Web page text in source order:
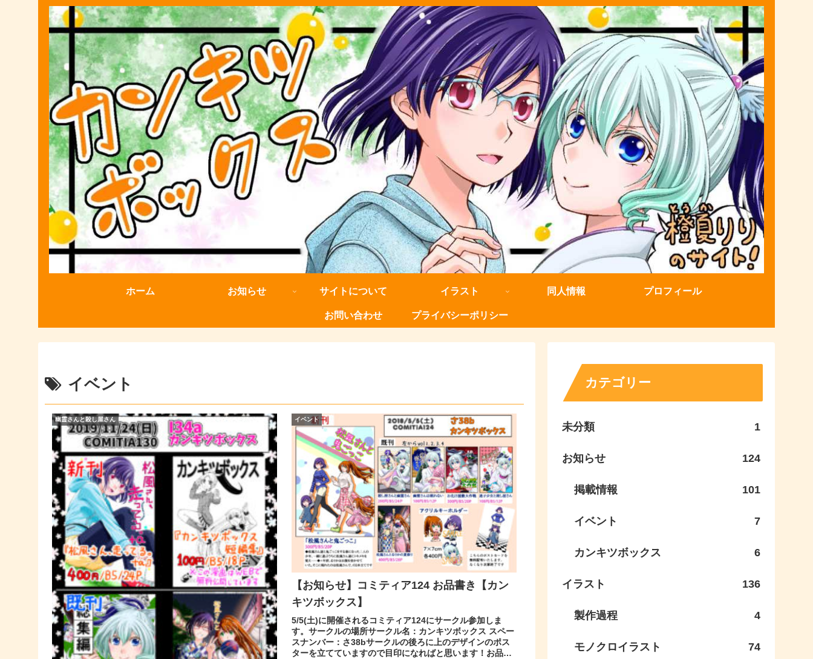
ホーム お知らせ サイトについて イラスト 同人情報 プロフィール
お問い合わせ プライバシーポリシー
イベント
幽霊さんと殺し屋さん イベント
【お知らせ】コミティア124 お品書き【カン
キツボックス】
5/5(土)に開催されるコミティア124にサークル参加しま
す。サークルの場所サークル名：カンキツボックス スペー
スナンバー：さ38bサークルの後ろに上のデザインのポス
ターを立てていますので目印になればと思います！お品書
カテゴリー
未分類 1
お知らせ 124
掲載情報 101
イベント 7
カンキツボックス 6
イラスト 136
製作過程 4
モノクロイラスト 74